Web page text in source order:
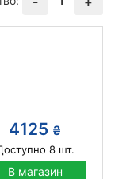
4125 ₴
8шт.
В магазин